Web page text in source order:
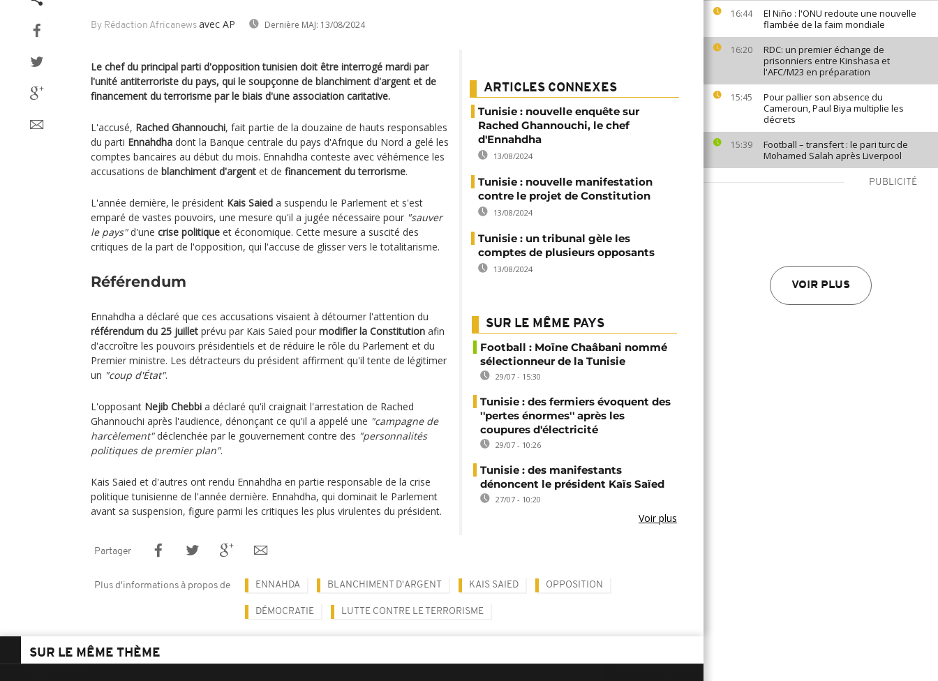
16:44
El Niño : l'ONU redoute une nouvelle
flambée de la faim mondiale
16:20
RDC: un premier échange de
prisonniers entre Kinshasa et
l'AFC/M23 en préparation
15:45
Pour pallier son absence du
Cameroun, Paul Biya multiplie les
décrets
15:39
Football – transfert : le pari turc de
Mohamed Salah après Liverpool
PUBLICITÉ
VOIR PLUS
By Rédaction Africanews avec AP Dernière MAJ: 13/08/2024
Le chef du principal parti d'opposition tunisien doit être interrogé mardi par
l'unité antiterroriste du pays, qui le soupçonne de blanchiment d'argent et de
financement du terrorisme par le biais d'une association caritative.
L'accusé, Rached Ghannouchi, fait partie de la douzaine de hauts responsables
du parti Ennahdha dont la Banque centrale du pays d'Afrique du Nord a gelé les
comptes bancaires au début du mois. Ennahdha conteste avec véhémence les
accusations de blanchiment d'argent et de financement du terrorisme.
L'année dernière, le président Kais Saied a suspendu le Parlement et s'est
emparé de vastes pouvoirs, une mesure qu'il a jugée nécessaire pour "sauver
le pays"d'une crise politique et économique. Cette mesure a suscité des
critiques de la part de l'opposition, qui l'accuse de glisser vers le totalitarisme.
Référendum
Ennahdha a déclaré que ces accusations visaient à détourner l'attention du
référendum du 25 juillet prévu par Kais Saied pour modifier la Constitution afin
d'accroître les pouvoirs présidentiels et de réduire le rôle du Parlement et du
Premier ministre. Les détracteurs du président affirment qu'il tente de légitimer
un "coup d'État".
L'opposant Nejib Chebbi a déclaré qu'il craignait l'arrestation de Rached
Ghannouchi après l'audience, dénonçant ce qu'il a appelé une "campagne de
harcèlement"déclenchée par le gouvernement contre des "personnalités
politiques de premier plan".
Kais Saied et d'autres ont rendu Ennahdha en partie responsable de la crise
politique tunisienne de l'année dernière. Ennahdha, qui dominait le Parlement
avant sa suspension, figure parmi les critiques les plus virulentes du président.
ARTICLES CONNEXES
Tunisie : nouvelle enquête sur
Rached Ghannouchi, le chef
d'Ennahdha
13/08/2024
Tunisie : nouvelle manifestation
contre le projet de Constitution
13/08/2024
Tunisie : un tribunal gèle les
comptes de plusieurs opposants
13/08/2024
SUR LE MÊME PAYS
Football : Moïne Chaâbani nommé
sélectionneur de la Tunisie
29/07 - 15:30
Tunisie : des fermiers évoquent des
''pertes énormes'' après les
coupures d'électricité
29/07 - 10:26
Tunisie : des manifestants
dénoncent le président Kaïs Saïed
27/07 - 10:20
Voir plus
Partager
Plus d'informations à propos de ENNAHDA BLANCHIMENT D'ARGENT KAIS SAIED OPPOSITION
DÉMOCRATIE LUTTE CONTRE LE TERRORISME
SUR LE MÊME THÈME